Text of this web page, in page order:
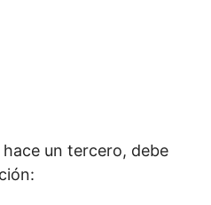
un tercero, debe